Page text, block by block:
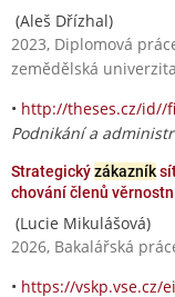
(Aleš Dřízhal)
2023, Diplomová
zemědělská
• http://theses.cz/id//
Podnikání a
Strategickýzákazník
chování členů
(Lucie Mikulášová)
2026, Bakalářská
• https://vskp.vse.cz/